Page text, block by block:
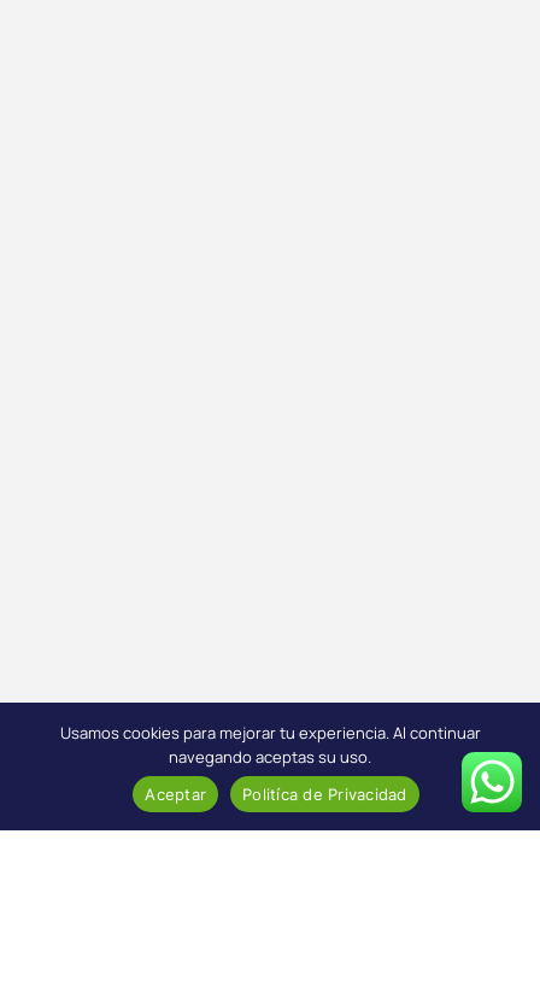
Usamos cookies para mejorar tu experiencia. Al continuar
navegando aceptas su uso.
Aceptar Politíca de Privacidad